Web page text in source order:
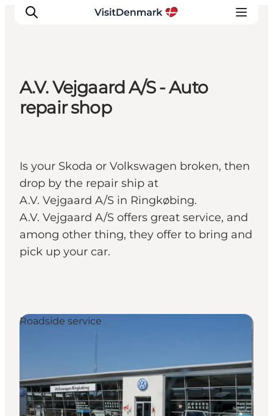
Inspiratie
Bestemmingen
Plan je reis
A.V. Vejgaard A/S - Auto
repair shop
Is your Skoda or Volkswagen broken, then
drop by the repair ship at
A.V. Vejgaard A/S in Ringkøbing.
A.V. Vejgaard A/S offers great service, and
among other thing, they offer to bring and
pick up your car.
Roadside service